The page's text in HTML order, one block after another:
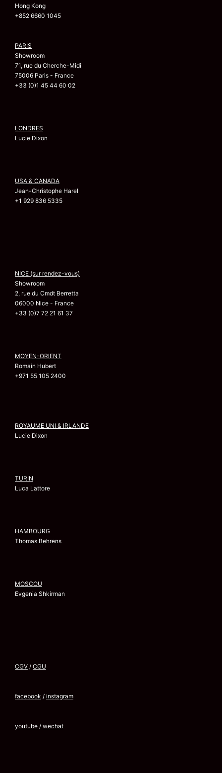
Hong Kong
+852 6660 1045
PARIS
Showroom
71, rue du Cherche-Midi
75006 Paris - France
+33 (0)1 45 44 60 02
LONDRES
Lucie Dixon
USA & CANADA
Jean-Christophe Harel
+1 929 836 5335
NICE (sur rendez-vous)
Showroom
2, rue du Cmdt Berretta
06000 Nice - France
+33 (0)7 72 21 61 37
MOYEN-ORIENT
Romain Hubert
+971 55 105 2400
ROYAUME UNI & IRLANDE
Lucie Dixon
TURIN
Luca Lattore
HAMBOURG
Thomas Behrens
MOSCOU
Evgenia Shkirman
CGV / CGU
facebook / instagram
youtube / wechat